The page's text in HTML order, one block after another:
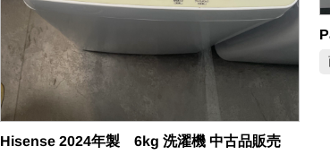
Hisense 2024年製 6kg 洗濯機 中古品販売